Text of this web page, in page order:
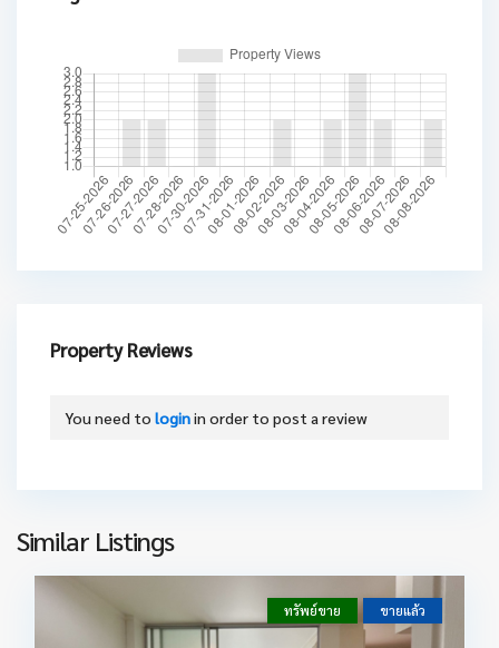
Property Reviews
You need to loginin order to post a review
Similar Listings
ทรัพย์ขาย ขายแล้ว